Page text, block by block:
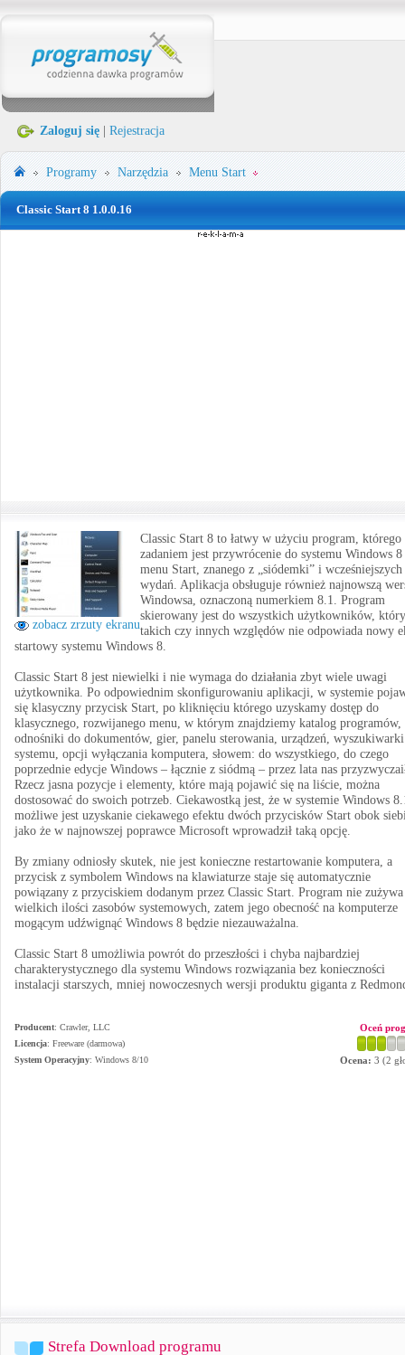
Zaloguj się Rejestracja
Programy Narzędzia Menu Start
Classic Start 8 1.0.0.16
zobacz zrzuty ekranu
Classic Start 8 to łatwy w użyciu program, którego
zadaniem jest przywrócenie do systemu Windows 8
menu Start, znanego z „siódemki” i wcześniejszych
wydań. Aplikacja obsługuje również najnowszą
Windowsa, oznaczoną numerkiem 8.1. Program
skierowany jest do wszystkich użytkowników,
takich czy innych względów nie odpowiada nowy
startowy systemu Windows 8.
Classic Start 8 jest niewielki i nie wymaga do działania zbyt wiele uwagi
użytkownika. Po odpowiednim skonfigurowaniu aplikacji, w systemie
się klasyczny przycisk Start, po kliknięciu którego uzyskamy dostęp do
klasycznego, rozwijanego menu, w którym znajdziemy katalog programów,
odnośniki do dokumentów, gier, panelu sterowania, urządzeń, wyszukiwarki
systemu, opcji wyłączania komputera, słowem: do wszystkiego, do czego
poprzednie edycje Windows – łącznie z siódmą – przez lata nas
Rzecz jasna pozycje i elementy, które mają pojawić się na liście, można
dostosować do swoich potrzeb. Ciekawostką jest, że w systemie Windows
możliwe jest uzyskanie ciekawego efektu dwóch przycisków Start obok
jako że w najnowszej poprawce Microsoft wprowadził taką opcję.
By zmiany odniosły skutek, nie jest konieczne restartowanie komputera, a
przycisk z symbolem Windows na klawiaturze staje się automatycznie
powiązany z przyciskiem dodanym przez Classic Start. Program nie zużywa
wielkich ilości zasobów systemowych, zatem jego obecność na komputerze
mogącym udźwignąć Windows 8 będzie niezauważalna.
Classic Start 8 umożliwia powrót do przeszłości i chyba najbardziej
charakterystycznego dla systemu Windows rozwiązania bez konieczności
instalacji starszych, mniej nowoczesnych wersji produktu giganta z
Producent: Crawler, LLC
Licencja: Freeware (darmowa)
System Operacyjny: Windows 8/10
Oceń
Ocena: 3 (2
Strefa Download programu